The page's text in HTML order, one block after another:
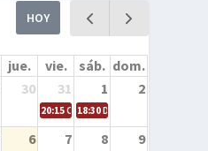
HOY
jue. vie. sáb. dom.
30 31 1 2
20:15Cine en la calle – Cómo
18:30Danza – Cita en el
6 7 8 9